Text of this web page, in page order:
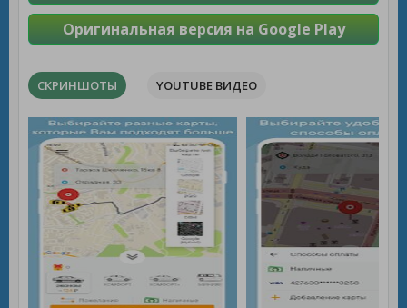
Оригинальная версия на Google Play
СКРИНШОТЫ YOUTUBE ВИДЕО